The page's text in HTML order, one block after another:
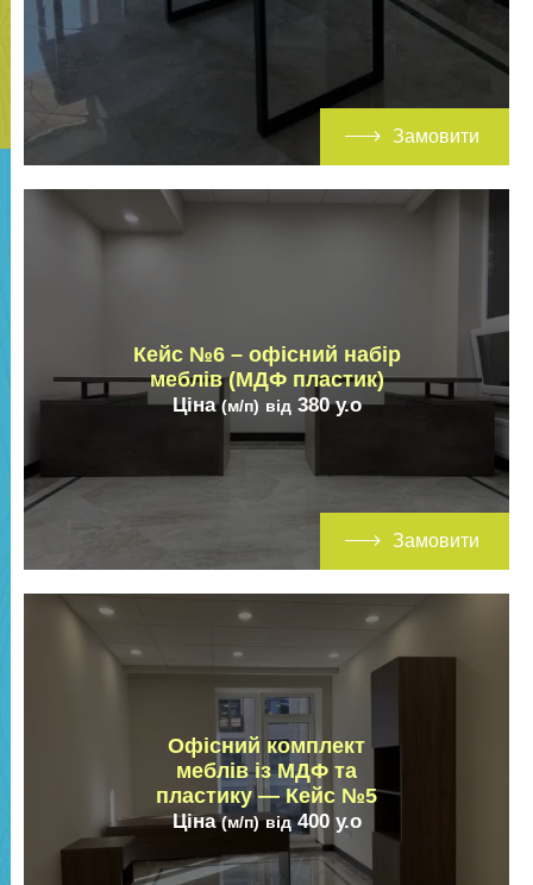
Замовити
Кейс №6 – офісний набір
меблів (МДФ пластик)
Ціна(м/п) від380у.о
Замовити
Офісний комплект
меблів із МДФ та
пластику — Кейс №5
Ціна(м/п) від400 у.о